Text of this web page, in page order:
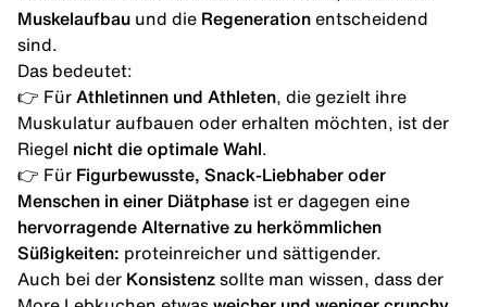
Muskelaufbau und die Regeneration entscheidend
sind.
Das bedeutet:
👉 Für Athletinnen und Athleten , die gezielt ihre
Muskulatur aufbauen oder erhalten möchten, ist der
Riegel nicht die optimale Wahl
👉 Für Figurbewusste, Snack-Liebhaber oder
Menschen in einer Diätphase ist er dagegen eine
hervorragende Alternative zu herkömmlichen
Süßigkeiten: proteinreicher und sättigender.
Auch bei der Konsistenz sollte man wissen, dass der